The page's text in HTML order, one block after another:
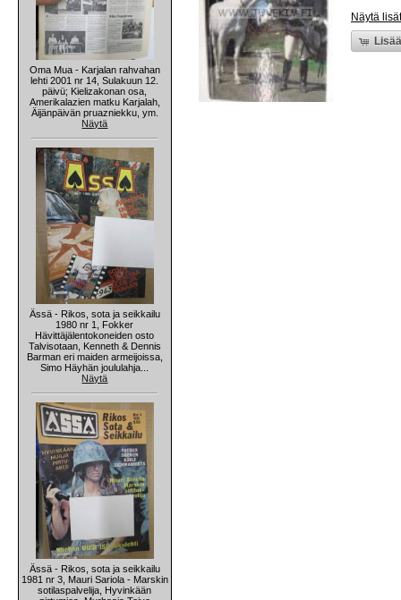
Oma Mua - Karjalan rahvahan
lehti 2001 nr 14, Sulakuun 12.
päivü; Kielizakonan osa,
Amerikalazien matku Karjalah,
Äijänpäivän pruazniekku, ym.
Näytä
Ässä - Rikos, sota ja seikkailu
1980 nr 1, Fokker
Hävittäjälentokoneiden osto
Talvisotaan, Kenneth & Dennis
Barman eri maiden armeijoissa,
Simo Häyhän joululahja...
Näytä
Ässä - Rikos, sota ja seikkailu
1981 nr 3, Mauri Sariola - Marskin
sotilaspalvelija, Hyvinkään
Näytä